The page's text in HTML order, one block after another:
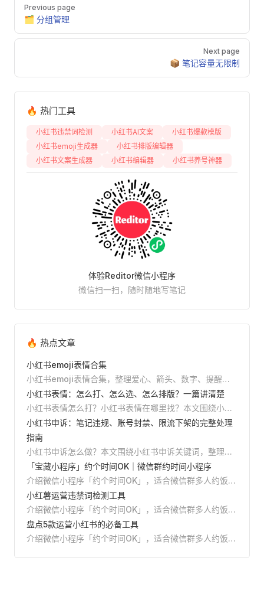
Previous page
🗂 分组管理
Next page
📦 笔记容量无限制
🔥 热门工具
小红书违禁词检测 小红书AI文案
小红书爆款模版
小红书emoji生成器
小红书排版编辑器
小红书文案生成器
小红书编辑器 小红书养号神器
体验Reditor微信小程序
微信扫一扫，随时随地写笔记
🔥 热点文章
小红书emoji表情合集
小红书emoji表情合集，整理爱心、箭头、数字、提醒、
美妆、美食、旅行、学习等常用emoji，支持直接复制，
并附小红书标题、正文和清单排版教程。
小红书表情：怎么打、怎么选、怎么排版？一篇讲清楚
小红书表情怎么打？小红书表情在哪里找？本文围绕小红
书表情关键词，整理emoji表情、特殊符号、颜文字的输
入方法、使用场景、排版技巧和避坑建议，并推荐Reditor
编辑器一键添加表情、AI排版和发布前预览。
小红书申诉：笔记违规、账号封禁、限流下架的完整处理
指南
小红书申诉怎么做？本文围绕小红书申诉关键词，整理笔
记违规、账号封禁、限流下架、误判举报等场景的申诉入
口、材料清单、文案结构和避坑方法，并介绍如何用
Reditor编辑器提前检测违规词，降低申诉成本。
「宝藏小程序」约个时间OK｜微信群约时间小程序
介绍微信小程序「约个时间OK」，适合微信群多人约饭、
桌游、运动、小组 meeting 等场景。创建活动、转发到
群，大家拖拽标出空闲时间，小程序自动计算重合度最高
的时间段，减少群里反复问时间的成本。
小红薯运营违禁词检测工具
介绍微信小程序「约个时间OK」，适合微信群多人约饭、
桌游、运动、小组 meeting 等场景。创建活动、转发到
群，大家拖拽标出空闲时间，小程序自动计算重合度最高
盘点5款运营小红书的必备工具
介绍微信小程序「约个时间OK」，适合微信群多人约饭、